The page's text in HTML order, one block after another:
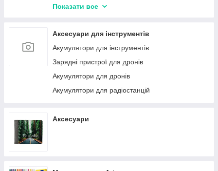
Книги для дітей 1-3 роки
Навчальна та розвивальна дитяча література,
Показати все
Аксесуари для інструментів
Акумулятори для інструментів
Зарядні пристрої для дронів
Акумулятори для дронів
Акумулятори для радіостанцій
Аксесуари